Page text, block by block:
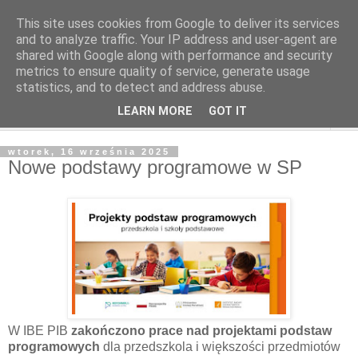
wtorek, 16 września 2025
Nowe podstawy programowe w SP
W IBE PIB zakończono prace nad projektami podstaw
programowych dla przedszkola i większości przedmiotów
This site uses cookies from Google to deliver its services
and to analyze traffic. Your IP address and user-agent are
shared with Google along with performance and security
metrics to ensure quality of service, generate usage
statistics, and to detect and address abuse.
LEARN MORE GOT IT